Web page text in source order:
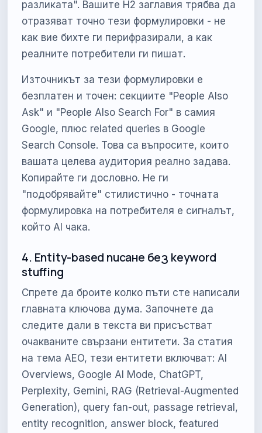
разликата". Вашите H2 заглавия трябва да
отразяват точно тези формулировки - не
как вие бихте ги перифразирали, а как
реалните потребители ги пишат.
Източникът за тези формулировки е
безплатен и точен: секциите "People Also
Ask" и "People Also Search For" в самия
Google, плюс related queries в Google
Search Console. Това са въпросите, които
вашата целева аудитория реално задава.
Копирайте ги дословно. Не ги
"подобрявайте" стилистично - точната
формулировка на потребителя е сигналът,
който AI чака.
4. Entity-based писане без keyword
stuffing
Спрете да броите колко пъти сте написали
главната ключова дума. Започнете да
следите дали в текста ви присъстват
очакваните свързани ентитети. За статия
на тема AEO, тези ентитети включват: AI
Overviews, Google AI Mode, ChatGPT,
Perplexity, Gemini, RAG (Retrieval-Augmented
Generation), query fan-out, passage retrieval,
entity recognition, answer block, featured